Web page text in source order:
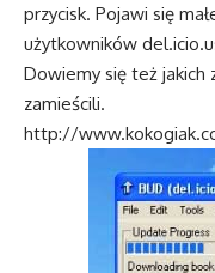
przycisk. Pojawi się
użytkowników
Dowiemy się też jakich
zamieścili.
http://